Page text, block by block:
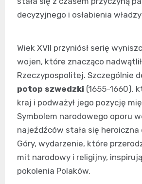
decyzyjnego i osłabienia
Wiek XVII przyniósł serię
wojen, które znacząco
Rzeczypospolitej. Szczególnie
potop szwedzki (1655-1660),
kraj i podważył jego pozycję
Symbolem narodowego oporu
najeźdźców stała się
Góry, wydarzenie, które
mit narodowy i religijny,
pokolenia Polaków.